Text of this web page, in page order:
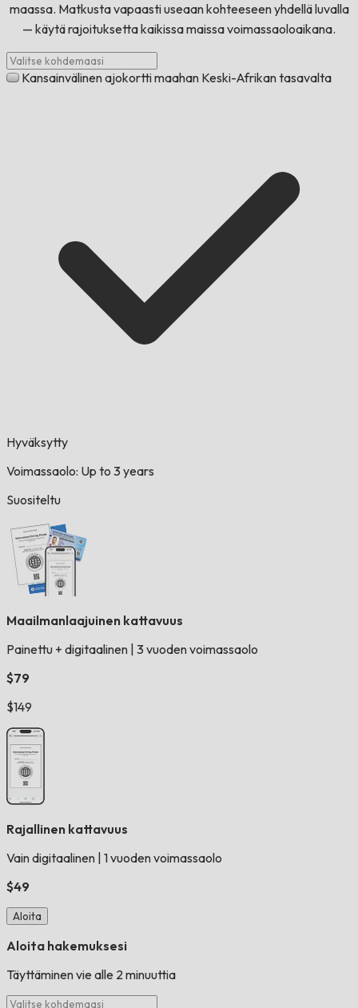
maassa. Matkusta vapaasti useaan kohteeseen yhdellä luvalla
— käytä rajoituksetta kaikissa maissa voimassaoloaikana.
Kansainvälinen ajokortti maahan Keski-Afrikan tasavalta
Hyväksytty
Voimassaolo: Up to 3 years
Suositeltu
Maailmanlaajuinen kattavuus
Painettu + digitaalinen 3 vuoden voimassaolo
$79
$149
Rajallinen kattavuus
Vain digitaalinen 1 vuoden voimassaolo
$49
Aloita
Aloita hakemuksesi
Täyttäminen vie alle 2 minuuttia